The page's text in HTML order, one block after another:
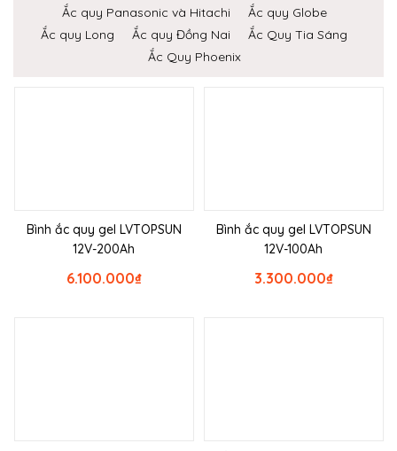
Ắc quy Panasonic và Hitachi
Ắc quy Globe
Ắc quy Long
Ắc quy Đồng Nai
Ắc Quy Tia Sáng
Ắc Quy Phoenix
Bình ắc quy gel LVTOPSUN
12V-200Ah
₫
6.100.000
Bình ắc quy gel LVTOPSUN
12V-100Ah
₫
3.300.000